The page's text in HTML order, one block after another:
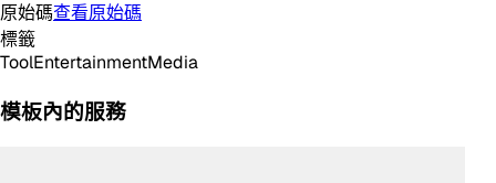
原始碼查看原始碼
標籤
ToolEntertainmentMedia
模板內的服務